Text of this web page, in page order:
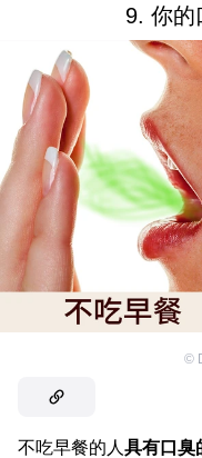
9. 你的
©
不吃早餐的人 具有口臭